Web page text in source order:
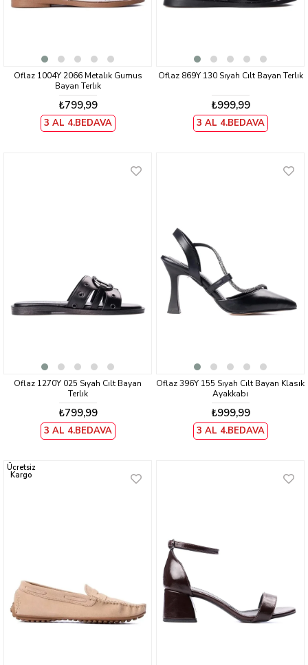
Oflaz 1004Y 2066 Metalık Gumus
Bayan Terlık
₺799,99
3 AL 4.BEDAVA
Oflaz 869Y 130 Sıyah Cılt Bayan Terlık
₺999,99
3 AL 4.BEDAVA
Oflaz 1270Y 025 Sıyah Cılt Bayan
Terlık
₺799,99
3 AL 4.BEDAVA
Oflaz 396Y 155 Sıyah Cılt Bayan Klasık
Ayakkabı
₺999,99
3 AL 4.BEDAVA
Ücretsiz
Kargo